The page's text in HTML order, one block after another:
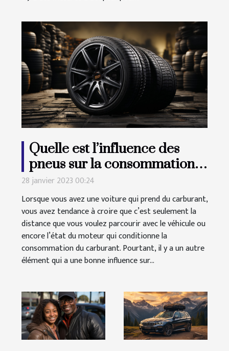
Quelle est l’influence des
pneus sur la consommation
de carburant ?
28 janvier 2023 00:24
Lorsque vous avez une voiture qui prend du carburant,
vous avez tendance à croire que c’est seulement la
distance que vous voulez parcourir avec le véhicule ou
encore l’état du moteur qui conditionne la
consommation du carburant. Pourtant, il y a un autre
élément qui a une bonne influence sur...